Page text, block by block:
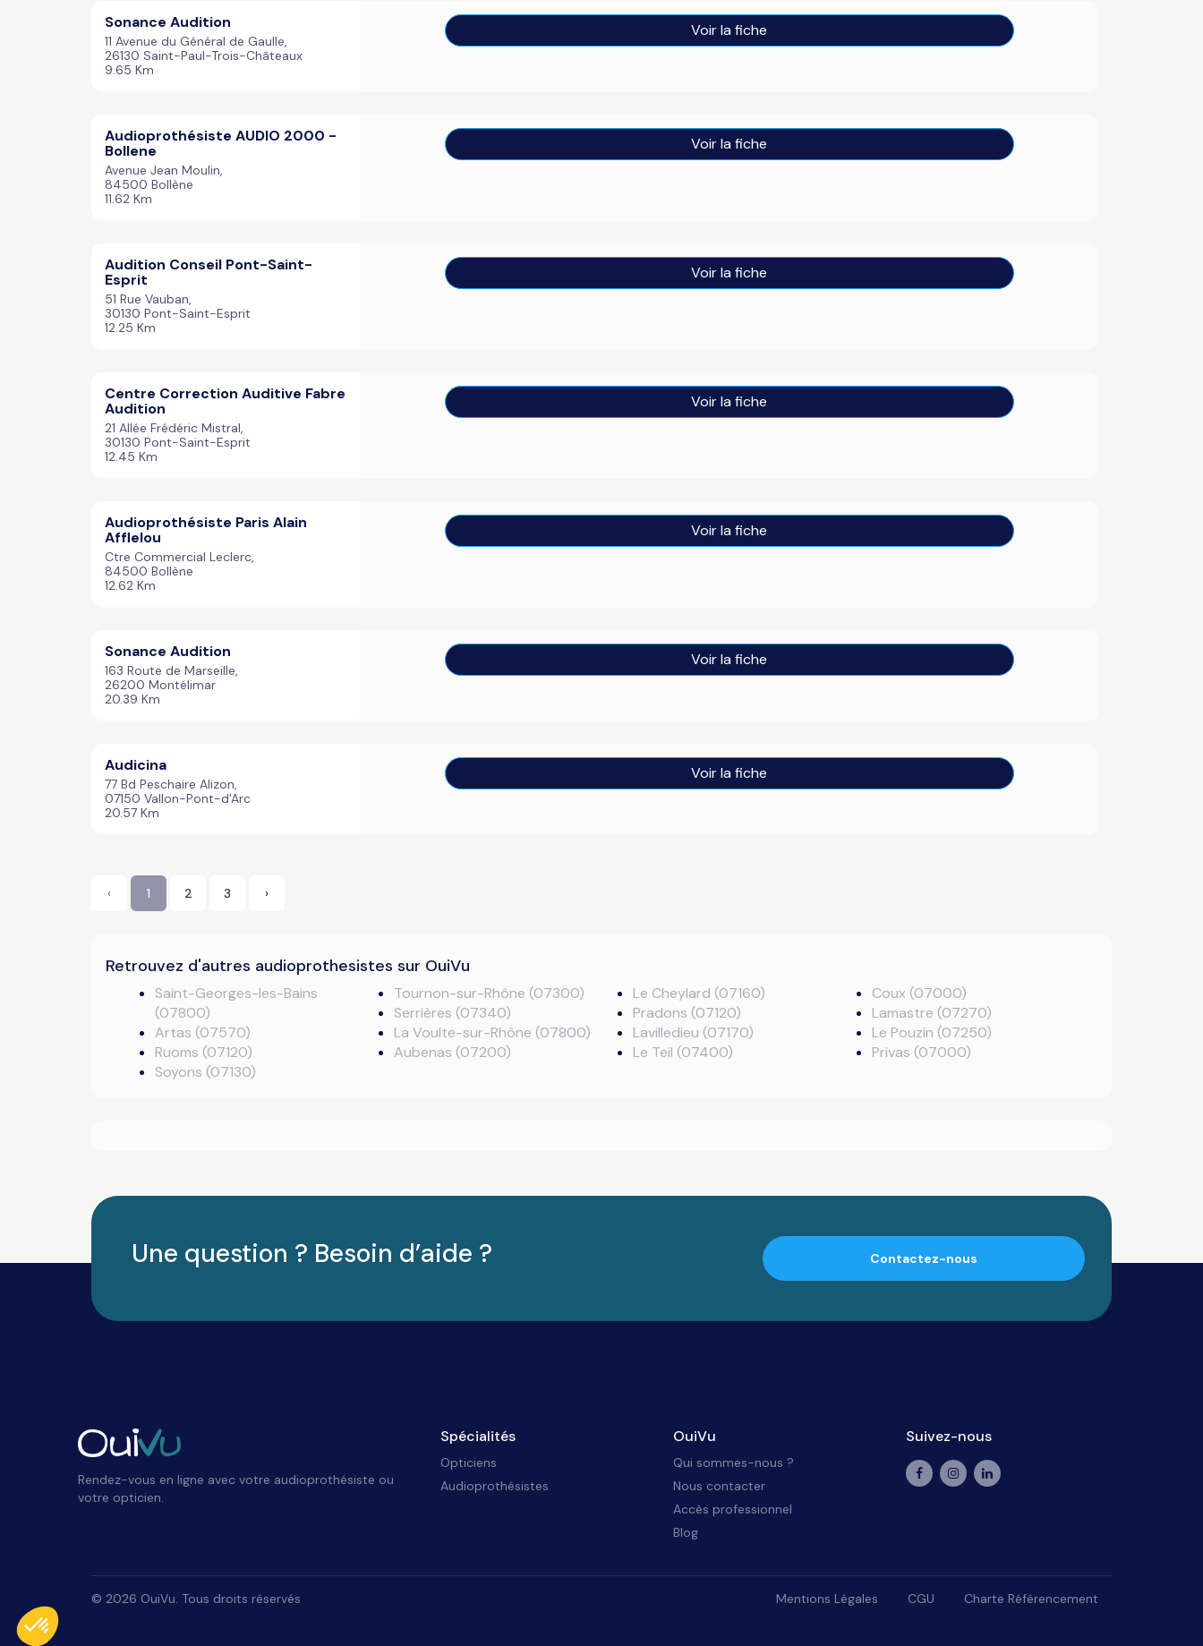
Sonance Audition
11 Avenue du Général de Gaulle,
26130 Saint-Paul-Trois-Châteaux
9.65 Km
Voir la fiche
Audioprothésiste AUDIO 2000 -
Bollene
Avenue Jean Moulin,
84500 Bollène
11.62 Km
Voir la fiche
Audition Conseil Pont-Saint-
Esprit
51 Rue Vauban,
30130 Pont-Saint-Esprit
12.25 Km
Voir la fiche
Centre Correction Auditive Fabre
Audition
21 Allée Frédéric Mistral,
30130 Pont-Saint-Esprit
12.45 Km
Voir la fiche
Audioprothésiste Paris Alain
Afflelou
Ctre Commercial Leclerc,
84500 Bollène
12.62 Km
Voir la fiche
Sonance Audition
163 Route de Marseille,
26200 Montélimar
20.39 Km
Voir la fiche
Audicina
77 Bd Peschaire Alizon,
07150 Vallon-Pont-d'Arc
20.57 Km
Voir la fiche
‹ 1 2 3 ›
Retrouvez d'autres audioprothesistes sur OuiVu
Saint-Georges-les-Bains
(07800)
Artas (07570)
Ruoms (07120)
Soyons (07130)
Tournon-sur-Rhône (07300)
Serrières (07340)
La Voulte-sur-Rhône (07800)
Aubenas (07200)
Le Cheylard (07160)
Pradons (07120)
Lavilledieu (07170)
Le Teil (07400)
Coux (07000)
Lamastre (07270)
Le Pouzin (07250)
Privas (07000)
Une question ? Besoin d’aide ? Contactez-nous
Rendez-vous en ligne avec votre audioprothésiste ou
votre opticien.
Spécialités
Opticiens
Audioprothésistes
OuiVu
Qui sommes-nous ?
Nous contacter
Accès professionnel
Blog
Suivez-nous
© 2026 OuiVu. Tous droits réservés Mentions Légales CGU Charte Référencement
Axeptio consent
Plateforme de Gestion du Consentement : Personnalisez vos Options
Notre plateforme vous permet d'adapter et de gérer vos paramètres de confidentialité, en garantissant la conformité avec les réglementations. Personnalisez vos préférences pour contrôler la manière dont vos informations sont